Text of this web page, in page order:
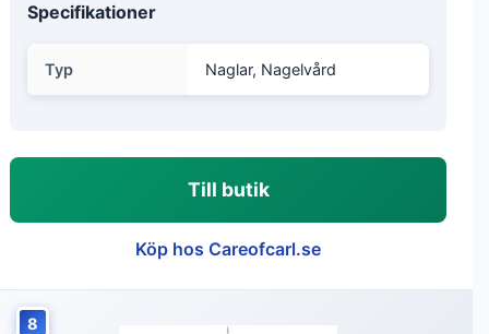
Specifikationer
Typ Naglar, Nagelvård
Till butik
Köp hos Careofcarl.se
8